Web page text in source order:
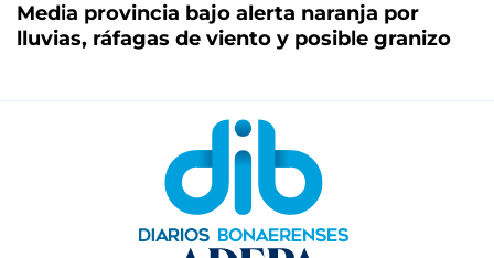
Media provincia bajo alerta naranja por
lluvias, ráfagas de viento y posible granizo